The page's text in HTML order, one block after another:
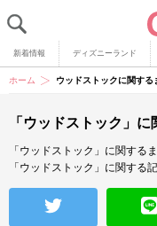
新着情報 ディズニーランド
ホーム ウッドストックに関する
「ウッドストック」
「ウッドストック」に関する
「ウッドストック」に関する